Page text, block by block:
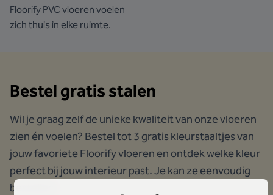
Floorify PVC vloeren voelen
zich thuis in elke ruimte.
Bestel gratis stalen
Wil je graag zelf de unieke kwaliteit van onze vloeren
zien én voelen? Bestel tot 3 gratis kleurstaaltjes van
jouw favoriete Floorify vloeren en ontdek welke kleur
perfect bij jouw interieur past. Je kan ze eenvoudig
bestellen.